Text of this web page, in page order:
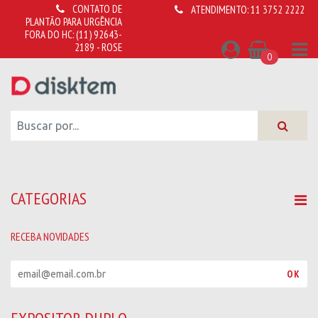
CONTATO DE
PLANTÃO PARA URGÊNCIA
FORA DO HC:(11) 92643-
2189 - ROSE
ATENDIMENTO:11 3752 2222
0
CATEGORIAS
RECEBA NOVIDADES
OK